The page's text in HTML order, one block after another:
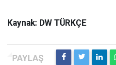
Kaynak: DW TÜRKÇE